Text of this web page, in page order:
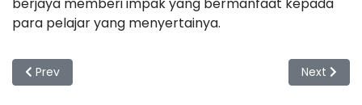
para pelajar yang menyertainya.
Previous article: Technology Update Daripada Syarikat H3C
Prev Next
Next